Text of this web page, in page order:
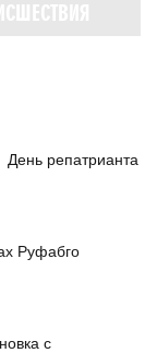
репатрианта
Руфабго
с